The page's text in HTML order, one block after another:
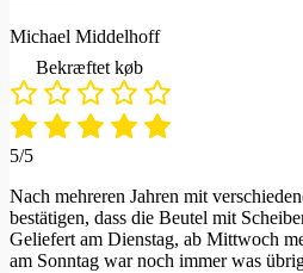
Michael Middelhoff
Bekræftet køb
5/5
Nach mehreren Jahren mit
bestätigen, dass die Beutel mit
Geliefert am Dienstag, ab Mittwoch
am Sonntag war noch immer was